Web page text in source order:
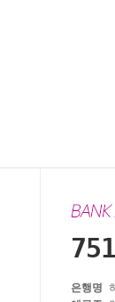
은행명